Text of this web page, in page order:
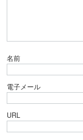
名前
電子メール
URL